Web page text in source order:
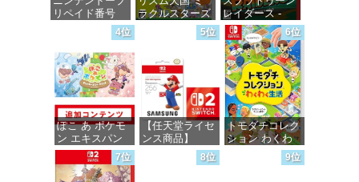
リペイド番号
5000円|オンラ
インコード版
価格：¥5,000
ラクルスターズ
レイダース -
Switch2
価格：¥6,455
4位
ぽこ あ ポケモ
ン エキスパン
ションパス|オン
ラインコード版
5位
【任天堂ライセ
ンス商品】
6位
トモダチコレク
ション わくわ
く生活 -Switch
7位 8位 9位